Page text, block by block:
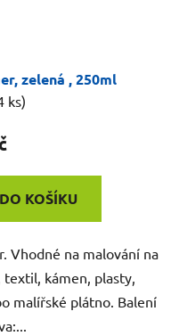
zelená , 250ml
ks)
DO KOŠÍKU
Vhodné na malování na
textil, kámen, plasty,
malířské plátno. Balení